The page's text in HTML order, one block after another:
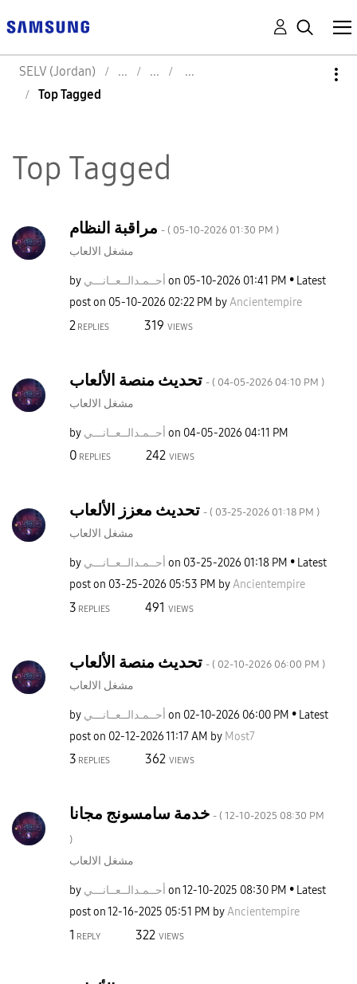
SELV (Jordan)
Top Tagged
Top Tagged
- ( ‎05-10-2026 01:30 PM )
مشغل الالعاب
by أحــمـدالــعــانـــي on ‎05-10-2026 01:41 PM
Latest
post on ‎05-10-2026 02:22 PM byAncientempire
2 REPLIES 319 VIEWS
تحديث منصة الألعاب - ( ‎04-05-2026 04:10 PM )
مشغل الالعاب
by أحــمـدالــعــانـــي on ‎04-05-2026 04:11 PM
0 REPLIES 242 VIEWS
تحديث معزز الألعاب - ( ‎03-25-2026 01:18 PM )
مشغل الالعاب
by أحــمـدالــعــانـــي on ‎03-25-2026 01:18 PM
Latest
post on ‎03-25-2026 05:53 PM byAncientempire
3 REPLIES 491 VIEWS
تحديث منصة الألعاب - ( ‎02-10-2026 06:00 PM )
مشغل الالعاب
by أحــمـدالــعــانـــي on ‎02-10-2026 06:00 PM
Latest
post on ‎02-12-202611:17 AM by Most7
3 REPLIES 362 VIEWS
خدمة سامسونج مجانا - ( ‎12-10-2025 08:30 PM
)
مشغل الالعاب
by أحــمـدالــعــانـــي on‎12-10-2025 08:30 PM
Latest
post on‎12-16-2025 05:51 PM byAncientempire
1 REPLY 322 VIEWS